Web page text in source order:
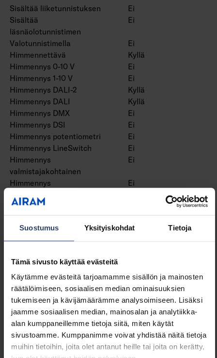
Suostumus Yksityiskohdat Tietoja
Tämä sivusto käyttää evästeitä
Käytämme evästeitä tarjoamamme sisällön ja mainosten
räätälöimiseen, sosiaalisen median ominaisuuksien
tukemiseen ja kävijämäärämme analysoimiseen. Lisäksi
jaamme sosiaalisen median, mainosalan ja analytiikka-
alan kumppaneillemme tietoja siitä, miten käytät
sivustoamme. Kumppanimme voivat yhdistää näitä tietoja
muihin tietoihin, joita olet antanut heille tai joita on kerätty,
Sisältää liiketunnistuksen
Ei
Sisältää
läsnäolotunnistimen
Ei
Valotunnistimella
Ei
Himmennettävä
Kyllä
Himmennys 0-10 V
Ei
Himmennys 1-10 V
Ei
Himmennys DALI-2
Kyllä
Himmennys DALI
Kyllä
Himmennys DMX
Ei
Himmennys DSI
Ei
Himmennys potentiometri
Ei
Himmennys LineSwitch
Ei
Himmennys
valmistajakohtainen
Ei
Himmennys
Ei
Himmennys laskevan
reunan ohjaus
Himmennys nousevan
reunan ohjaus
Ei
Himmennys RF
Himmennys Sine Wave
Reduction
Ei
Hipaisuhimmennys
Ei
Himmennys Zigbee
Ei
Painonappihimmennys
Kyllä
Ilman himmennystoimintoa
Ei
Vakiovalovirta-ohjaus (CLO)
Ei